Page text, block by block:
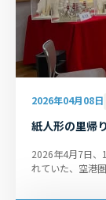
2026年04月08日
紙人形の里帰
2026年4月7日、
れていた、空港